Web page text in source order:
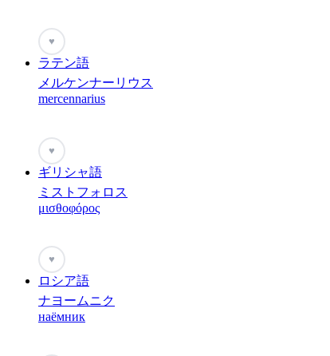
♥
ラテン語
メルケンナーリウス
mercennarius
♥
ギリシャ語
ミストフォロス
μισθοφόρος
♥
ロシア語
ナヨームニク
наёмник